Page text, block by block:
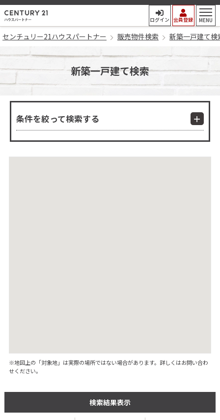
センチュリー21ハウスパート
ログイン 会員登録 MENU
センチュリー21ハウスパートナー 販売物件検索 新築一戸建て検
新築一戸建て検索
条件を絞って検索する
※地図上の「対象地」は実際の場所ではない場合があります。詳しくはお問い合わ
せください。
検索結果表示